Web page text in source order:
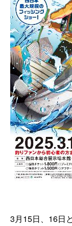
3月15日、16日